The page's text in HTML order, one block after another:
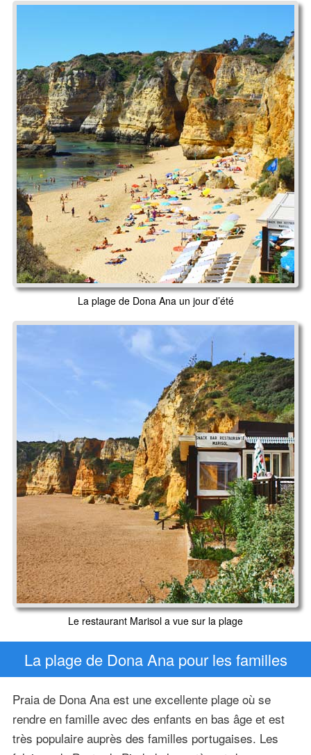
La plage de Dona Ana un jour d’été
Le restaurant Marisol a vue sur la plage
La plage de Dona Ana pour les familles
Praia de Dona Ana est une excellente plage où se
rendre en famille avec des enfants en bas âge et est
très populaire auprès des familles portugaises. Les